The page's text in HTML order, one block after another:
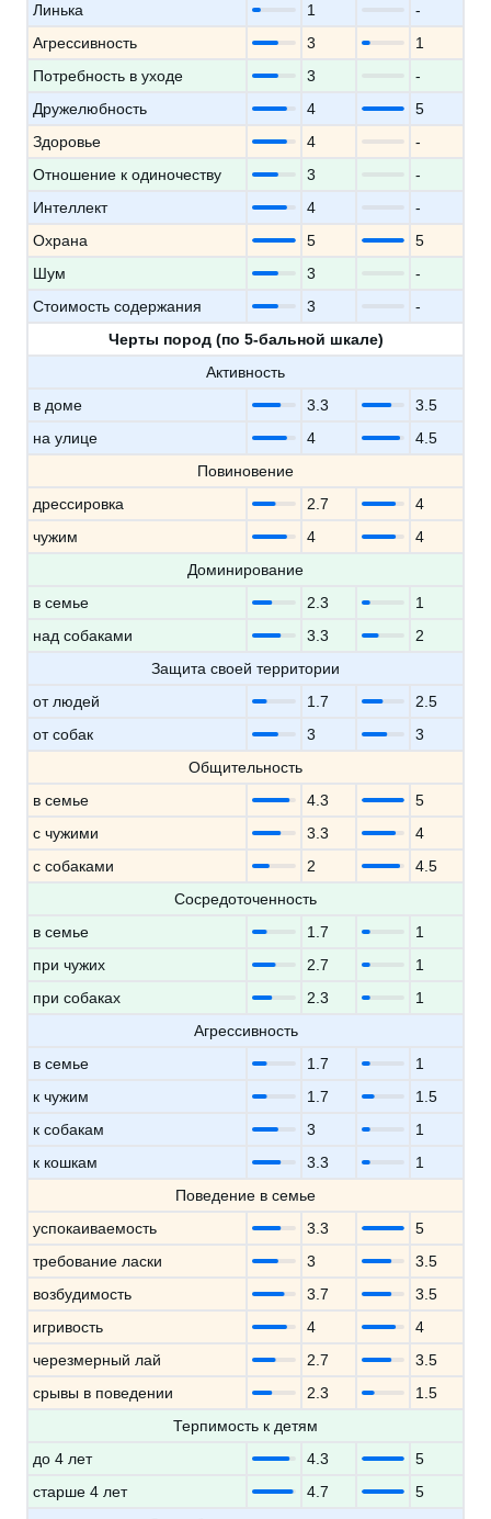
Линька 1
-
Агрессивность
3
1
Потребность в уходе
3
-
Дружелюбность
4
5
Здоровье
4
-
Отношение к одиночеству
3
-
Интеллект
4
-
Охрана
5
5
Шум
3
-
Стоимость содержания
3
-
Черты пород (по 5-бальной шкале)
Активность
в доме
3.3
3.5
на улице
4
4.5
Повиновение
дрессировка
2.7
4
чужим
4
4
Доминирование
в семье
2.3
1
над собаками
3.3
2
Защита своей территории
от людей
1.7
2.5
от собак
3
3
Общительность
в семье
4.3
5
с чужими
3.3
4
с собаками
2
4.5
Сосредоточенность
в семье
1.7
1
при чужих
2.7
1
при собаках
2.3
1
Агрессивность
в семье
1.7
1
к чужим
1.7
1.5
к собакам
3
1
к кошкам
3.3
1
Поведение в семье
успокаиваемость
3.3
5
требование ласки
3
3.5
возбудимость
3.7
3.5
игривость
4
4
черезмерный лай
2.7
3.5
срывы в поведении
2.3
1.5
Терпимость к детям
до 4 лет
4.3
5
старше 4 лет
4.7
5